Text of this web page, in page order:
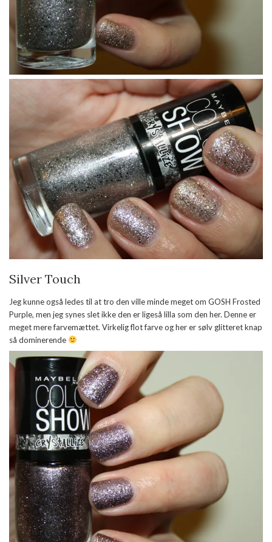
Silver Touch
Jeg kunne også ledes til at tro den ville minde meget om GOSH Frosted
Purple, men jeg synes slet ikke den er ligeså lilla som den her. Denne er
meget mere farvemættet. Virkelig flot farve og her er sølv glitteret knap
så dominerende